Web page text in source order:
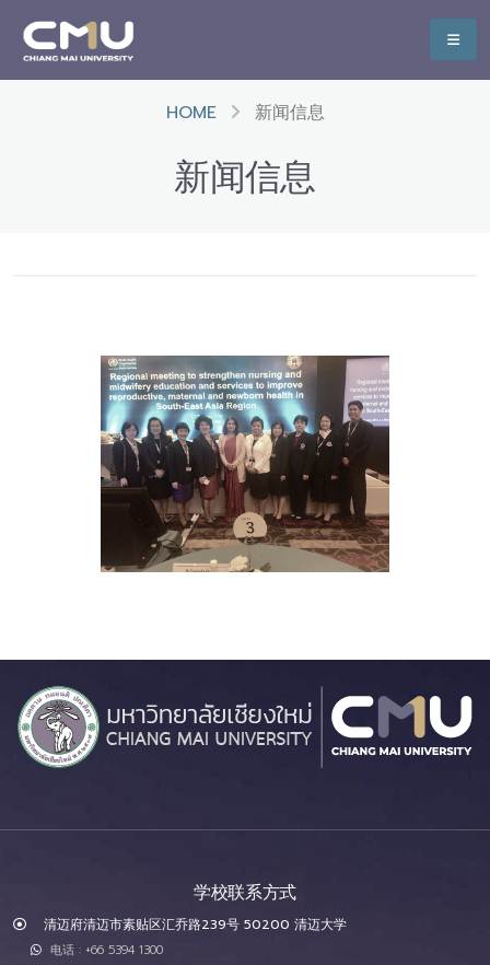
HOME 新闻信息
新闻信息
学校联系方式
清迈府清迈市素贴区汇乔路239号 50200 清迈大学
电话 : +66 5394 1300